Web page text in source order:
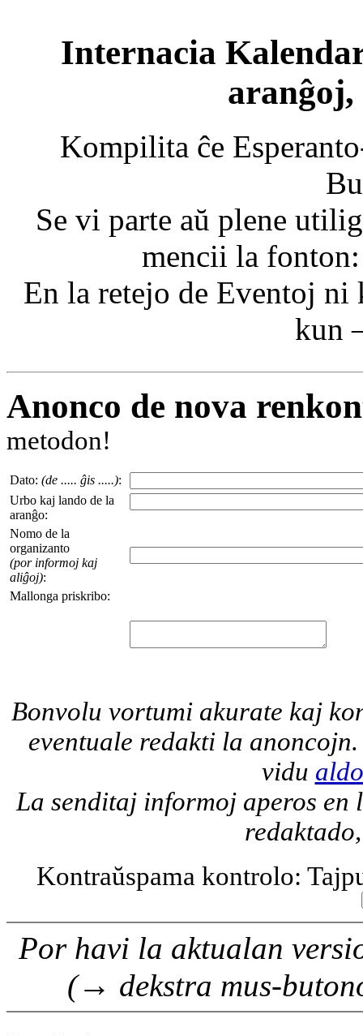
Internacia
aranĝoj,
Kompilita ĉe
Se vi parte aŭ plene
mencii la
En la retejo de Eventoj ni
kun
Anonco de nova
metodon!
Dato: (de ..... ĝis .....):
Urbo kaj lando de la
aranĝo:
Nomo de la
organizanto
(por informoj kaj
aliĝoj):
Mallonga priskribo:
Bonvolu vortumi akurate kaj
eventuale redakti la
vidu
La senditaj informoj aperos
Kontraŭspama kontrolo:
Por havi la aktualan
(→ dekstra mus-